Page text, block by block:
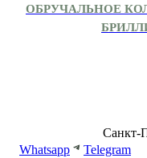
ОБРУЧАЛЬНОЕ
Санкт-
Whatsapp
Telegram